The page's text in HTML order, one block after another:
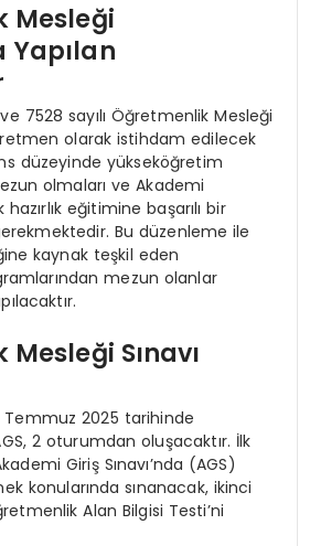
Mesleği
Yapılan
7528 sayılı Öğretmenlik Mesleği
olarak istihdam edilecek
düzeyinde yükseköğretim
olmaları ve Akademi
eğitimine başarılı bir
Bu düzenleme ile
kaynak teşkil eden
mezun olanlar
Sınavı
Temmuz 2025 tarihinde
2 oturumdan oluşacaktır. İlk
Giriş Sınavı’nda (AGS)
konularında sınanacak, ikinci
Alan Bilgisi Testi’ni